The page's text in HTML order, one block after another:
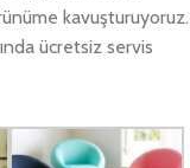
kavuşturuyoruz.
ücretsiz servis